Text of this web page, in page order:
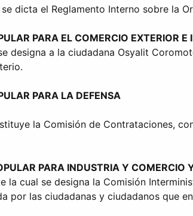
dicta el Reglamento Interno sobre la
PARA EL COMERCIO EXTERIOR
designa a la ciudadana Osyalit
PARA LA DEFENSA
la Comisión de Contrataciones,
PARA INDUSTRIA Y
la cual se designa la Comisión
por las ciudadanas y ciudadanos que